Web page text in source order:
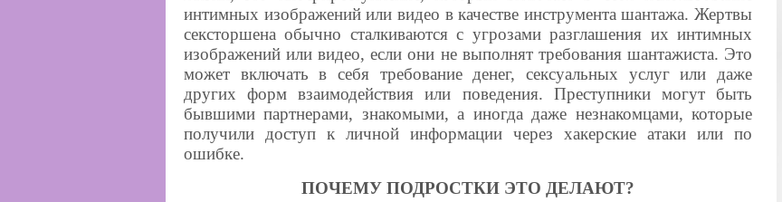
интимных изображений или видео в качестве инструмента шантажа. Жертвы
сексторшена обычно сталкиваются с угрозами разглашения их интимных
изображений или видео, если они не выполнят требования шантажиста. Это
может включать в себя требование денег, сексуальных услуг или даже
других форм взаимодействия или поведения. Преступники могут быть
бывшими партнерами, знакомыми, а иногда даже незнакомцами, которые
получили доступ к личной информации через хакерские атаки или по
ошибке.
ПОЧЕМУ ПОДРОСТКИ ЭТО ДЕЛАЮТ?